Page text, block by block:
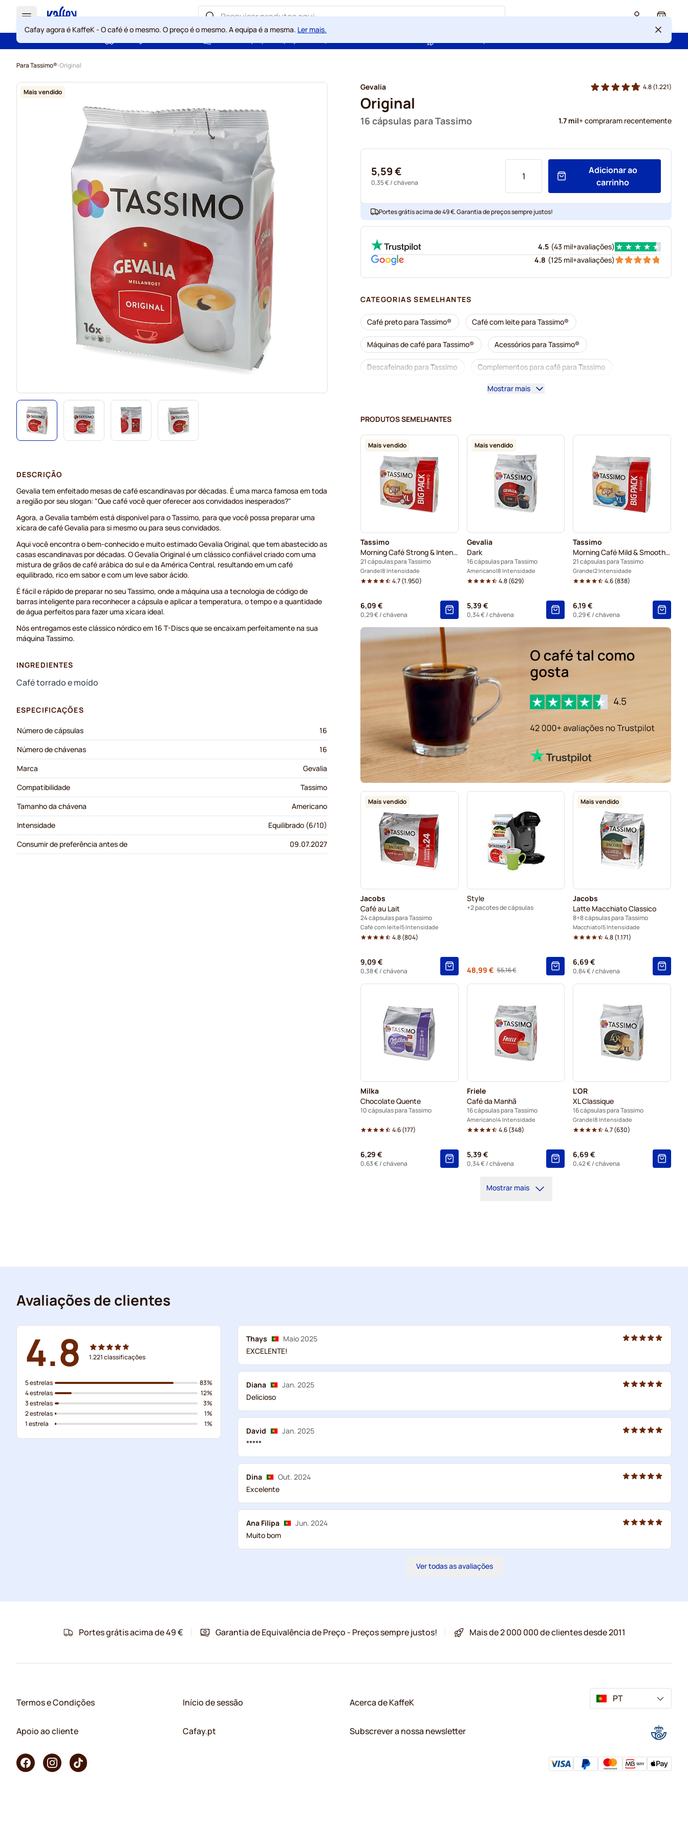
Cart
Cafay agora é KaffeK - O café é o mesmo. O preço é o mesmo. A equipa é a mesma. Ler mais.
Para Tassimo® Original
Mais vendido
Gevalia
Original
16 cápsulas para Tassimo
4.8(1.221)
1.7 mil+ compraram recentemente
5,59 €
0,35 €/ chávena
Adicionar ao
carrinho
Portes grátis acima de 49 €. Garantia de preços sempre justos!
4.5 (43 mil+avaliações)
4.8 (125 mil+avaliações)
CATEGORIAS SEMELHANTES
Café preto para Tassimo® Café com leite para Tassimo®
Máquinas de café para Tassimo® Acessórios para Tassimo®
Descafeinado para Tassimo Complementos para café para Tassimo
Descalcificação e limpeza para Tassimo Cápsulas de café L'OR para Tassimo
Cápsulas Friele para Tassimo Cápsulas Marcilla para Tassimo Para Tassimo®
Chocolate quente e chá para Tassimo® Cápsulas Gevalia para Tassimo
Mostrar mais
PRODUTOS SEMELHANTES
Mais vendido
Tassimo
Morning Café Strong & Intense XL
21 cápsulas para Tassimo
Grande 8 Intensidade
4.7(1.950)
6,09 €
0,29 €/ chávena
Mais vendido
Gevalia
Dark
16 cápsulas para Tassimo
Americano 8 Intensidade
4.8(629)
5,39 €
0,34 €/ chávena
Tassimo
Morning Café Mild & Smooth XL
21 cápsulas para Tassimo
Grande 2 Intensidade
4.6(838)
6,19 €
0,29 €/ chávena
Mais vendido
Jacobs
Café au Lait
24 cápsulas para Tassimo
Café com leite 5 Intensidade
4.8(804)
9,09 €
0,38 €/ chávena
Style
+2 pacotes de cápsulas
Regular Price
55,16 €
De
48,99 €
Mais vendido
Jacobs
Latte Macchiato Classico
8+8 cápsulas para Tassimo
Macchiato 5 Intensidade
4.8(1.171)
6,69 €
0,84 €/ chávena
Milka
Chocolate Quente
10 cápsulas para Tassimo
4.6(177)
6,29 €
0,63 €/ chávena
Friele
Café da Manhã
16 cápsulas para Tassimo
Americano 4 Intensidade
4.6(348)
5,39 €
0,34 €/ chávena
L'OR
XL Classique
16 cápsulas para Tassimo
Grande 8 Intensidade
4.7(630)
6,69 €
0,42 €/ chávena
Mostrar mais
DESCRIÇÃO
Gevalia tem enfeitado mesas de café escandinavas por décadas. É uma marca famosa em toda
a região por seu slogan: "Que café você quer oferecer aos convidados inesperados?"
Agora, a Gevalia também está disponível para o Tassimo, para que você possa preparar uma
xícara de café Gevalia para si mesmo ou para seus convidados.
Aqui você encontra o bem-conhecido e muito estimado Gevalia Original, que tem abastecido as
casas escandinavas por décadas. O Gevalia Original é um clássico confiável criado com uma
mistura de grãos de café arábica do sul e da América Central, resultando em um café
equilibrado, rico em sabor e com um leve sabor ácido.
É fácil e rápido de preparar no seu Tassimo, onde a máquina usa a tecnologia de código de
barras inteligente para reconhecer a cápsula e aplicar a temperatura, o tempo e a quantidade
de água perfeitos para fazer uma xícara ideal.
Nós entregamos este clássico nórdico em 16 T-Discs que se encaixam perfeitamente na sua
máquina Tassimo.
INGREDIENTES
Café torrado e moído
ESPECIFICAÇÕES
Número de cápsulas
16
Número de chávenas
16
Marca
Gevalia
Compatibilidade
Tassimo
Tamanho da chávena
Americano
Intensidade
Equilibrado (6/10)
Consumir de preferência antes de
09.07.2027
Avaliações de clientes
4.8 1.221classificações
5 estrelas
4 estrelas
3 estrelas
2 estrelas
1 estrela
83%
12%
3%
1%
1%
Thays
Maio 2025
EXCELENTE!
Diana
Jan. 2025
Delicioso
David
Jan. 2025
*****
Dina
Out. 2024
Excelente
Ana Filipa
Jun. 2024
Muito bom
Ver todas as avaliações
Portes grátis acima de 49 € Garantia de Equivalência de Preço - Preços sempre justos! Mais de 2 000 000 de clientes desde 2011
Termos e Condições
Apoio ao cliente
Início de sessão
Cafay.pt
Acerca de KaffeK
Subscrever a nossa newsletter
PT